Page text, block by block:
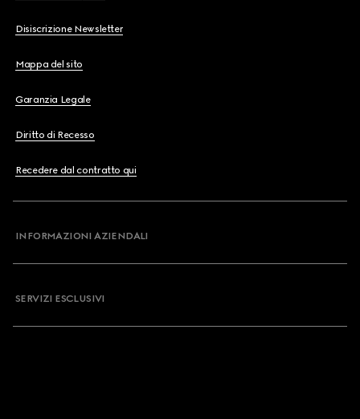
Disiscrizione Newsletter
Mappa del sito
Garanzia Legale
Diritto di Recesso
Recedere dal contratto qui
INFORMAZIONI AZIENDALI
SERVIZI ESCLUSIVI